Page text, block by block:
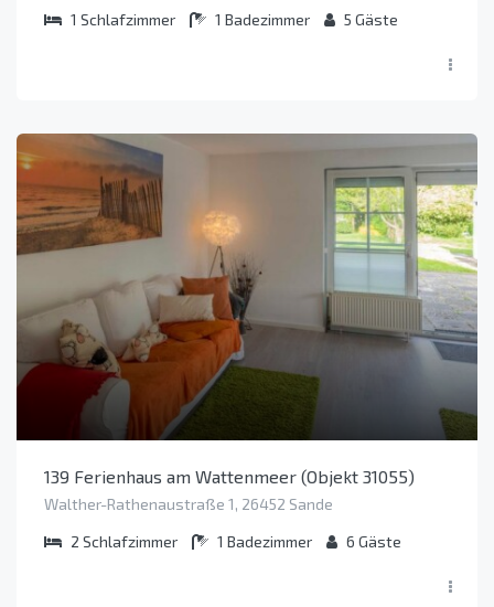
1 Schlafzimmer 1 Badezimmer 5 Gäste
139 Ferienhaus am Wattenmeer (Objekt 31055)
Walther-Rathenaustraße 1, 26452 Sande
2 Schlafzimmer 1 Badezimmer 6 Gäste